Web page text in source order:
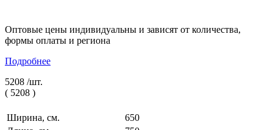
Оптовые цены индивидуальны и зависят от количества,
формы оплаты и региона
Подробнее
5208 /шт.
( 5208 )
Ширина, см.
650